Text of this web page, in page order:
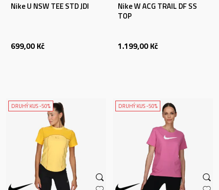
Nike U NSW TEE STD JDI
699,00 Kč
Nike W ACG TRAIL DF SS
TOP
1.199,00 Kč
DRUHÝ KUS -50% DRUHÝ KUS -50%